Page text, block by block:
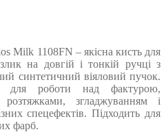
Milk 1108FN – якісна кисть для
на довгій і тонкій ручці з
синтетичний віяловий пучок.
для роботи над фактурою,
згладжуванням і
спецефектів. Підходить для
фарб.